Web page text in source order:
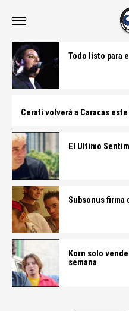
Todo listo para
Cerati volverá a Caracas
El Ultimo
Subsonus firma
Korn solo
semana